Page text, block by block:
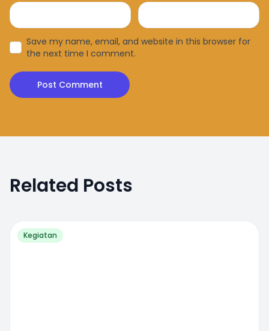
Save my name, email, and website in this browser for
the next time I comment.
Related Posts
Kegiatan